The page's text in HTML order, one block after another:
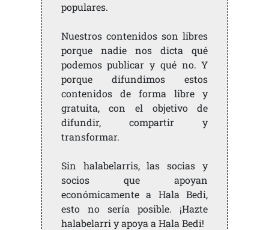
populares.
Nuestros contenidos son libres
porque nadie nos dicta qué
podemos publicar y qué no. Y
porque difundimos estos
contenidos de forma libre y
gratuita, con el objetivo de
difundir, compartir y
transformar.
Sin halabelarris, las socias y
socios que apoyan
económicamente a Hala Bedi,
esto no sería posible. ¡Hazte
halabelarri y apoya a Hala Bedi!